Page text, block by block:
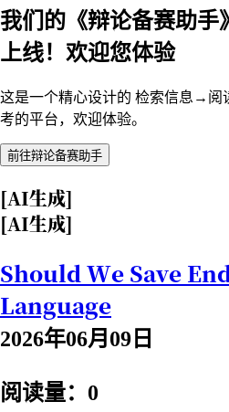
我们的《辩论备赛助手
上线！欢迎您体验
这是一个精心设计的 检索信息→
考的平台，欢迎体验。
前往辩论备赛助手
[AI生成]
[AI生成]
Should We Save
Language
2026年06月09日
阅读量：0